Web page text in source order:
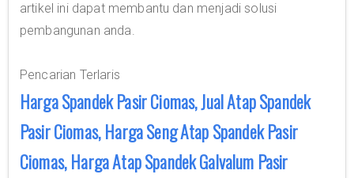
artikel ini dapat membantu dan menjadi solusi
pembangunan anda.
Pencarian Terlaris
Harga Spandek Pasir Ciomas, Jual Atap Spandek
Pasir Ciomas, Harga Seng Atap Spandek Pasir
Ciomas, Harga Atap Spandek Galvalum Pasir